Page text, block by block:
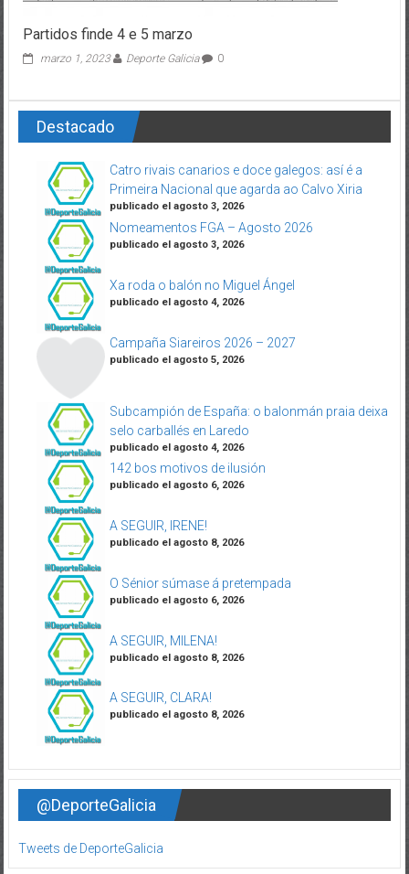
Partidos finde 4 e 5 marzo
marzo 1, 2023 Deporte Galicia 0
Destacado
Catro rivais canarios e doce galegos: así é a
Primeira Nacional que agarda ao Calvo Xiria
publicado el agosto 3, 2026
Nomeamentos FGA – Agosto 2026
publicado el agosto 3, 2026
Xa roda o balón no Miguel Ángel
publicado el agosto 4, 2026
Campaña Siareiros 2026 – 2027
publicado el agosto 5, 2026
Subcampión de España: o balonmán praia deixa
selo carballés en Laredo
publicado el agosto 4, 2026
142 bos motivos de ilusión
publicado el agosto 6, 2026
A SEGUIR, IRENE!
publicado el agosto 8, 2026
O Sénior súmase á pretempada
publicado el agosto 6, 2026
A SEGUIR, MILENA!
publicado el agosto 8, 2026
A SEGUIR, CLARA!
publicado el agosto 8, 2026
@DeporteGalicia
Tweets de DeporteGalicia